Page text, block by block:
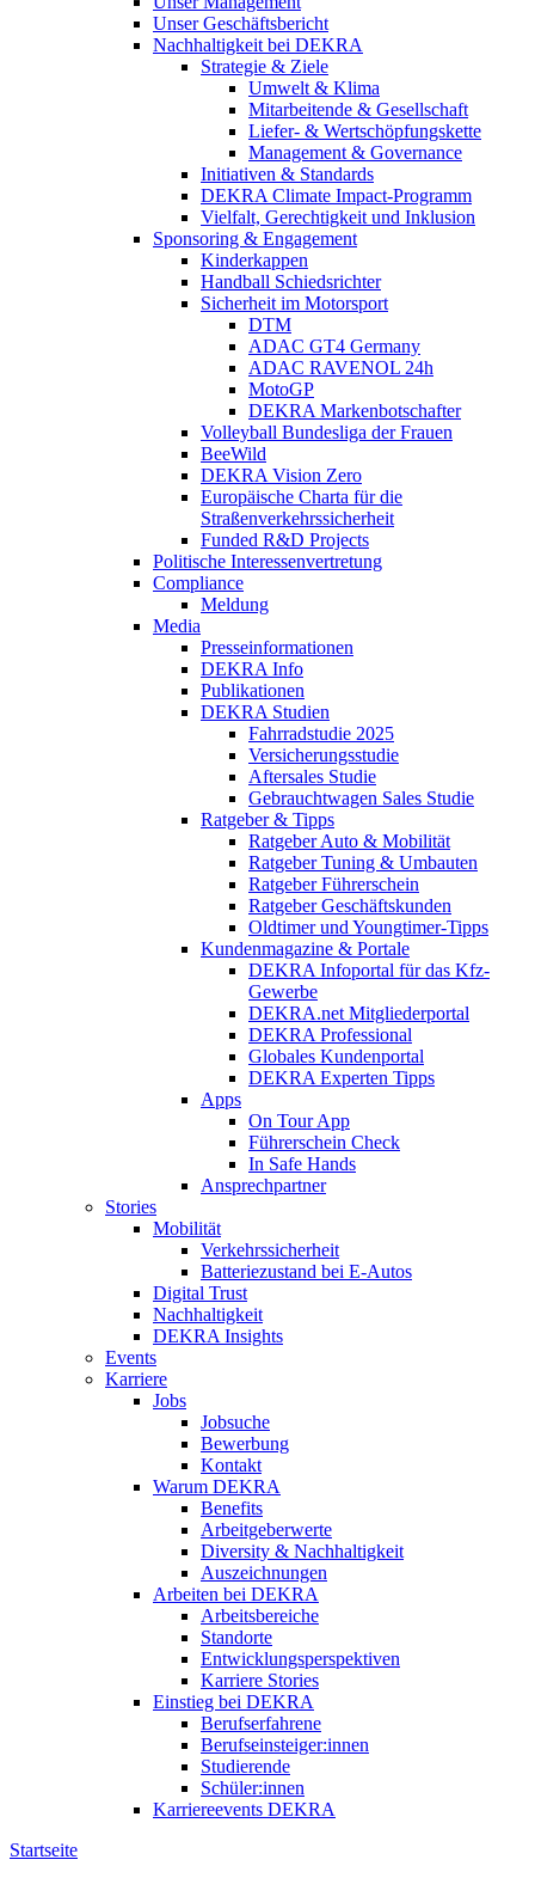
Unser Geschäftsbericht
Nachhaltigkeit bei DEKRA
Strategie & Ziele
Umwelt & Klima
Mitarbeitende & Gesellschaft
Liefer- & Wertschöpfungskette
Management & Governance
Initiativen & Standards
DEKRA Climate Impact-Programm
Vielfalt, Gerechtigkeit und Inklusion​
Sponsoring & Engagement
Kinderkappen
Handball Schiedsrichter
Sicherheit im Motorsport
DTM
ADAC GT4 Germany
ADAC RAVENOL 24h
MotoGP
DEKRA Markenbotschafter
Volleyball Bundesliga der Frauen
BeeWild
DEKRA Vision Zero
Europäische Charta für die
Straßenverkehrssicherheit
Funded R&D Projects
Politische Interessenvertretung
Compliance
Meldung
Media
Presseinformationen
DEKRA Info
Publikationen
DEKRA Studien
Fahrradstudie 2025
Versicherungsstudie
Aftersales Studie
Gebrauchtwagen Sales Studie
Ratgeber & Tipps
Ratgeber Auto & Mobilität
Ratgeber Tuning & Umbauten
Ratgeber Führerschein
Ratgeber Geschäftskunden
Oldtimer und Youngtimer-Tipps
Kundenmagazine & Portale
DEKRA Infoportal für das Kfz-
Gewerbe
DEKRA.net Mitgliederportal
DEKRA Professional
Globales Kundenportal
DEKRA Experten Tipps
Apps
On Tour App
Führerschein Check
In Safe Hands
Ansprechpartner
Stories
Mobilität
Verkehrssicherheit
Batteriezustand bei E-Autos
Digital Trust
Nachhaltigkeit
DEKRA Insights
Events
Karriere
Jobs
Jobsuche
Bewerbung
Kontakt
Warum DEKRA
Benefits
Arbeitgeberwerte
Diversity & Nachhaltigkeit
Auszeichnungen
Arbeiten bei DEKRA
Arbeitsbereiche
Standorte
Entwicklungsperspektiven
Karriere Stories
Einstieg bei DEKRA
Berufserfahrene
Berufseinsteiger:innen
Studierende
Schüler:innen
Karriereevents DEKRA
Startseite